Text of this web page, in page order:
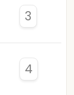
3
4